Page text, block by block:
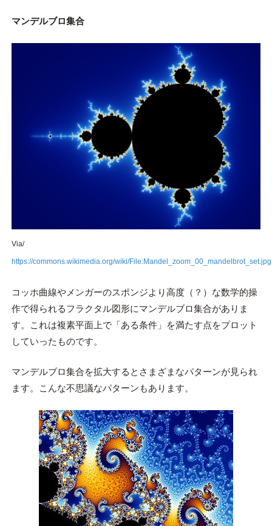
マンデルブロ集合
Via/
https://commons.wikimedia.org/wiki/File:Mandel_zoom_00_mandelbrot_set.jpg
コッホ曲線やメンガーのスポンジより高度（？）な数学的操
作で得られるフラクタル図形にマンデルブロ集合がありま
す。これは複素平面上で「ある条件」を満たす点をプロット
していったものです。
マンデルブロ集合を拡大するとさまざまなパターンが見られ
ます。こんな不思議なパターンもあります。